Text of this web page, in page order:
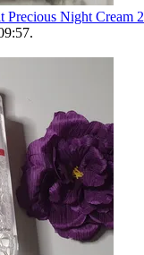
Precious Night Cream
.